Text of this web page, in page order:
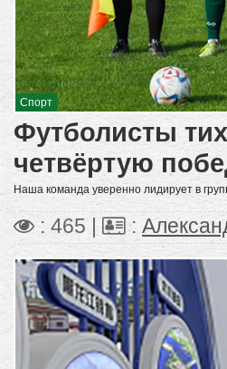
Спорт
Футболисты
четвёртую
Наша команда уверенно лидирует в
: 465 | :